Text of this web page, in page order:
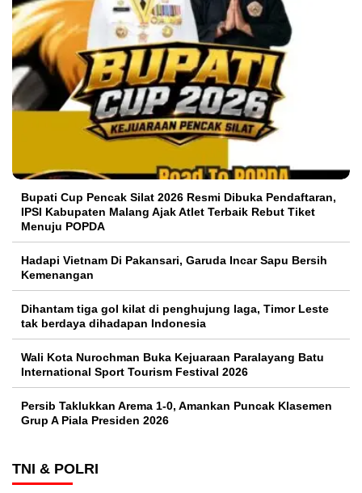
Bupati Cup Pencak Silat 2026 Resmi Dibuka Pendaftaran,
IPSI Kabupaten Malang Ajak Atlet Terbaik Rebut Tiket
Menuju POPDA
Hadapi Vietnam Di Pakansari, Garuda Incar Sapu Bersih
Kemenangan
Dihantam tiga gol kilat di penghujung laga, Timor Leste
tak berdaya dihadapan Indonesia
Wali Kota Nurochman Buka Kejuaraan Paralayang Batu
International Sport Tourism Festival 2026
Persib Taklukkan Arema 1-0, Amankan Puncak Klasemen
Grup A Piala Presiden 2026
TNI & POLRI